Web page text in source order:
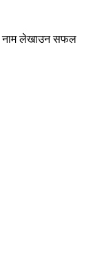
नाम लेखाउन सफल